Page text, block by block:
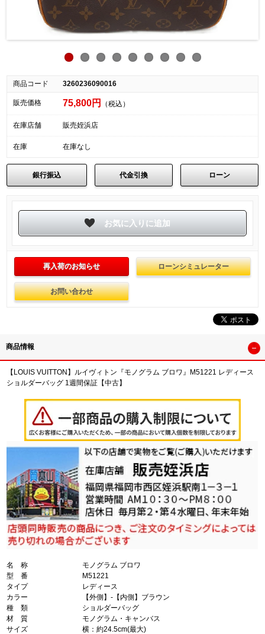
商品コード 3260236090016
販売価格 75,800円 （税込）
在庫店舗 販売姪浜店
在庫 在庫なし
銀行振込 代金引換 ローン
再入荷のお知らせ ローンシミュレーター
お問い合わせ
商品情報
【LOUIS VUITTON】ルイヴィトン『モノグラム ブロワ』M51221 レディース
ショルダーバッグ 1週間保証【中古】
名 称
モノグラム ブロワ
型 番
M51221
タイプ
レディース
カラー
【外側】-【内側】ブラウン
種 類
ショルダーバッグ
材 質
モノグラム・キャンバス
サイズ
横：約24.5cm(最大)